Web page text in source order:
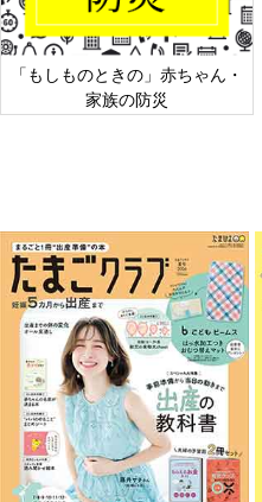
「もしものときの」赤ちゃん・
家族の防災